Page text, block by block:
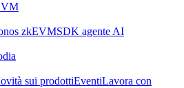
zkEVMSDK agente AI
sui prodottiEventiLavora con